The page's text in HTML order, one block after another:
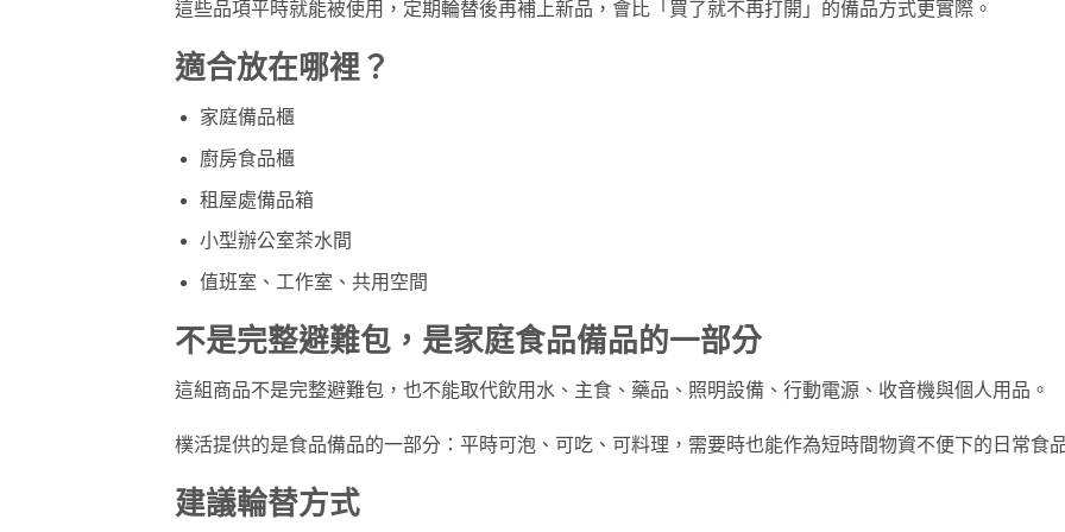
這些品項平時就能被使用，定期輪替後再補上新品，會比「買了就不再打開」的備品方式更實際。
適合放在哪裡？
家庭備品櫃
廚房食品櫃
租屋處備品箱
小型辦公室茶水間
值班室、工作室、共用空間
不是完整避難包，是家庭食品備品的一部分
這組商品不是完整避難包，也不能取代飲用水、主食、藥品、照明設備、行動電源、收音機與個人用品。
樸活提供的是食品備品的一部分：平時可泡、可吃、可料理，需要時也能作為短時間物資不便下的日常食
建議輪替方式